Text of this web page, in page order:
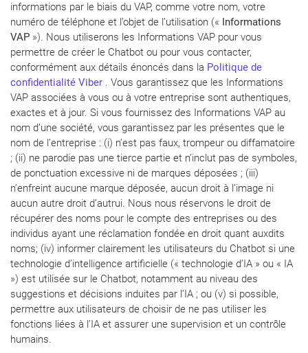
informations par le biais du VAP, comme votre nom, votre
numéro de téléphone et l’objet de l’utilisation (« Informations
VAP »). Nous utiliserons les Informations VAP pour vous
permettre de créer le Chatbot ou pour vous contacter,
conformément aux détails énoncés dans la Politique de
confidentialité Viber . Vous garantissez que les Informations
VAP associées à vous ou à votre entreprise sont authentiques,
exactes et à jour. Si vous fournissez des Informations VAP au
nom d’une société, vous garantissez par les présentes que le
nom de l’entreprise : (i) n’est pas faux, trompeur ou diffamatoire
; (ii) ne parodie pas une tierce partie et n’inclut pas de symboles,
de ponctuation excessive ni de marques déposées ; (iii)
n’enfreint aucune marque déposée, aucun droit à l’image ni
aucun autre droit d’autrui. Nous nous réservons le droit de
récupérer des noms pour le compte des entreprises ou des
individus ayant une réclamation fondée en droit quant auxdits
noms; (iv) informer clairement les utilisateurs du Chatbot si une
technologie d’intelligence artificielle (« technologie d’IA » ou « IA
») est utilisée sur le Chatbot, notamment au niveau des
suggestions et décisions induites par l’IA ; ou (v) si possible,
permettre aux utilisateurs de choisir de ne pas utiliser les
fonctions liées à l’IA et assurer une supervision et un contrôle
humains.